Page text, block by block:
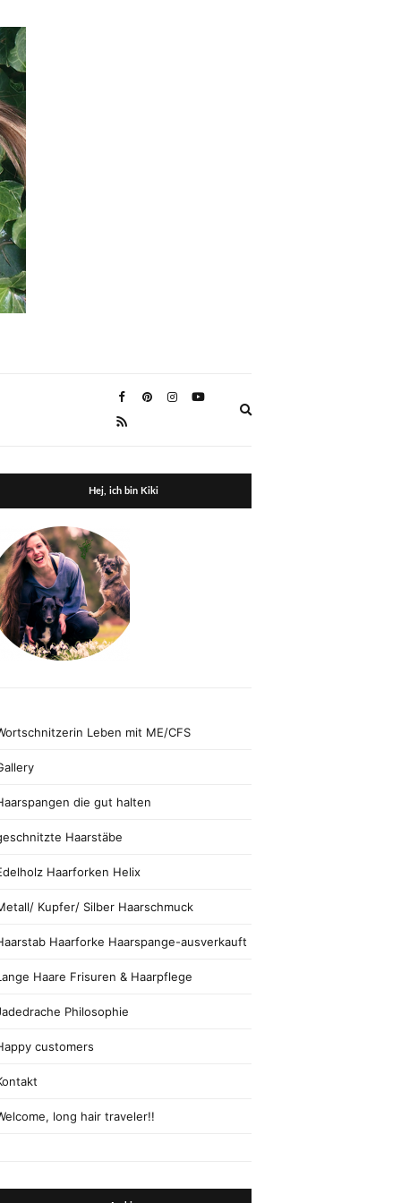
Hej, ich bin Kiki
Leben mit ME/CFS
die gut halten
Haarstäbe
Haarforken Helix
Kupfer/ Silber Haarschmuck
Haarforke Haarspange-ausverkauft
Haare Frisuren & Haarpflege
Philosophie
customers
long hair traveler!!